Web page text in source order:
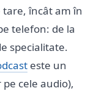
încât am în
telefon: de la
specialitate.
este un
cele audio),